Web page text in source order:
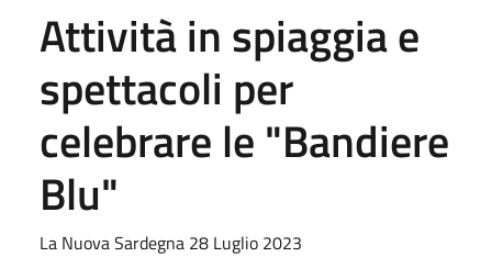
Attività in spiaggia e
spettacoli per
celebrare le "Bandiere
Blu"
La Nuova Sardegna 28 Luglio 2023